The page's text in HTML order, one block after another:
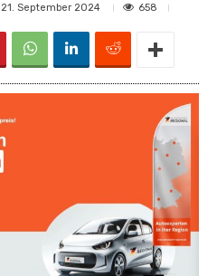
21. September 2024 658